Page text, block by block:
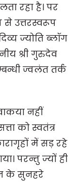
रहा है। पर
उत्तरस्वरूप
ज्योति ब्लॉग
श्री गुरुदेव
ज्वलंत तर्क
नहीं
को स्वतंत्र
में सड़ रहे
परन्तु ज्यों ही
के सुनहरे